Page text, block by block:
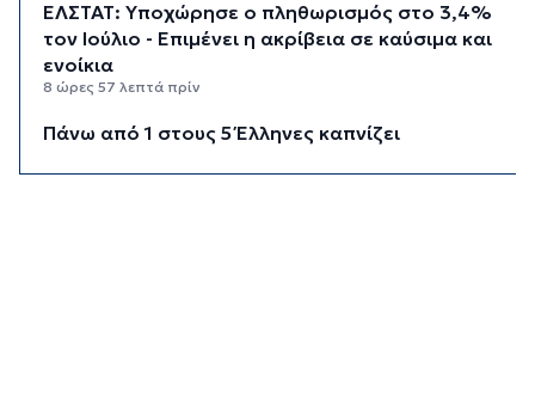
ΕΛΣΤΑΤ: Υποχώρησε ο πληθωρισμός στο 3,4%
τον Ιούλιο - Επιμένει η ακρίβεια σε καύσιμα και
ενοίκια
8 ώρες 57 λεπτά πρίν
Πάνω από 1 στους 5 Έλληνες καπνίζει